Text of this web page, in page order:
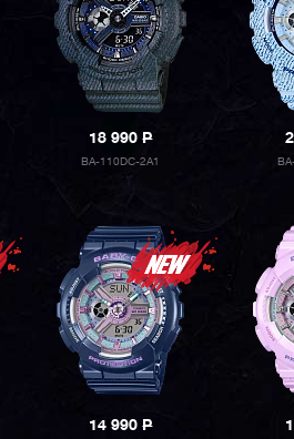
18 990P
BA-110DC-2A1
14 990P